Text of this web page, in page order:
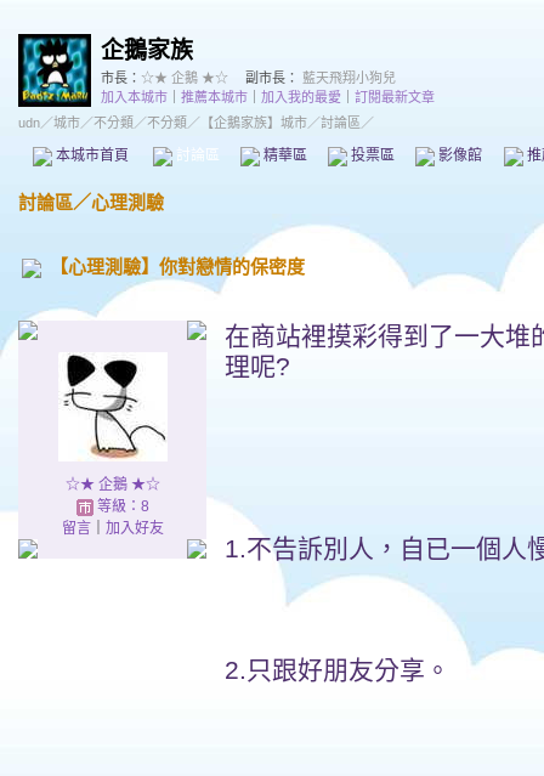
企鵝家族
市長： ☆★ 企鵝 ★☆ 副市長： 藍天飛翔小狗兒
加入本城市
推薦本城市 加入我的最愛
訂閱最新文章
udn／城市／不分類 ／不分類 ／ 【企鵝家族】城市／討論區／
本城市首頁 討論區 精華區 投票區 影像館
討論區／心理測驗
【心理測驗】你對戀情的保密度
☆★ 企鵝 ★☆
等級：8
留言｜ 加入好友
在商站裡摸彩得到了一大堆
理呢?
1.不告訴別人，自已一個人
2.只跟好朋友分享。